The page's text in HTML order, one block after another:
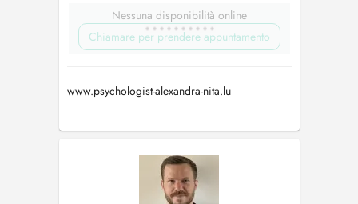
Nessuna disponibilità online
Chiamare per prendere appuntamento
www.psychologist-alexandra-nita.lu